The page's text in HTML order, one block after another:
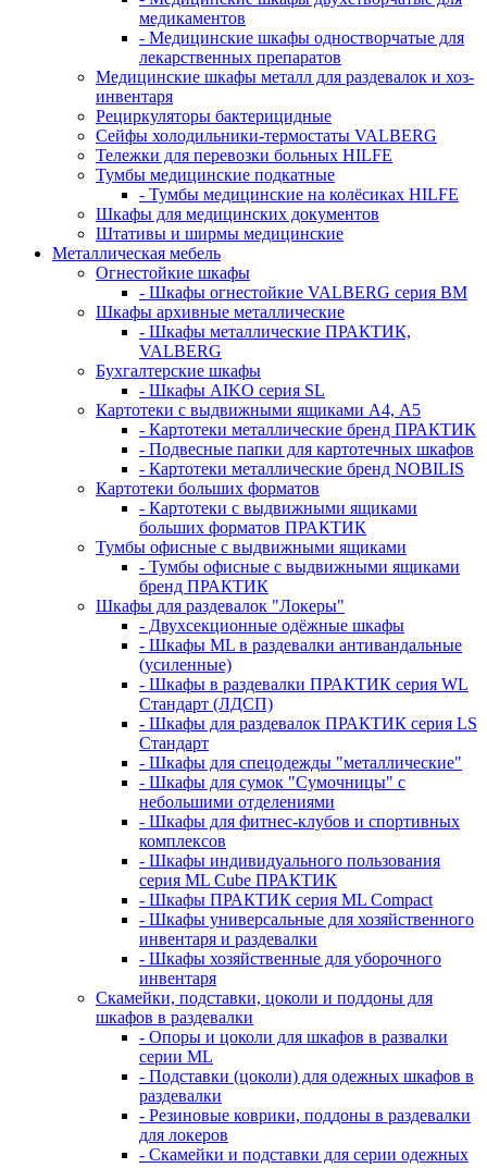
медикаментов
- Медицинские шкафы одностворчатые для
лекарственных препаратов
Медицинские шкафы металл для раздевалок и хоз-
инвентаря
Рециркуляторы бактерицидные
Сейфы холодильники-термостаты VALBERG
Тележки для перевозки больных HILFE
Тумбы медицинские подкатные
- Тумбы медицинские на колёсиках HILFE
Шкафы для медицинских документов
Штативы и ширмы медицинские
Металлическая мебель
Огнестойкие шкафы
- Шкафы огнестойкие VALBERG серия BM
Шкафы архивные металлические
- Шкафы металлические ПРАКТИК,
VALBERG
Бухгалтерские шкафы
- Шкафы AIKO серия SL
Картотеки с выдвижными ящиками А4, А5
- Картотеки металлические бренд ПРАКТИК
- Подвесные папки для картотечных шкафов
- Картотеки металлические бренд NOBILIS
Картотеки больших форматов
- Картотеки с выдвижными ящиками
больших форматов ПРАКТИК
Тумбы офисные с выдвижными ящиками
- Тумбы офисные с выдвижными ящиками
бренд ПРАКТИК
Шкафы для раздевалок "Локеры"
- Двухсекционные одёжные шкафы
- Шкафы ML в раздевалки антивандальные
(усиленные)
- Шкафы в раздевалки ПРАКТИК серия WL
Стандарт (ЛДСП)
- Шкафы для раздевалок ПРАКТИК серия LS
Стандарт
- Шкафы для спецодежды "металлические"
- Шкафы для сумок "Сумочницы" с
небольшими отделениями
- Шкафы для фитнес-клубов и спортивных
комплексов
- Шкафы индивидуального пользования
серия ML Cube ПРАКТИК
- Шкафы ПРАКТИК серия ML Compact
- Шкафы универсальные для хозяйственного
инвентаря и раздевалки
- Шкафы хозяйственные для уборочного
инвентаря
Скамейки, подставки, цоколи и поддоны для
шкафов в раздевалки
- Опоры и цоколи для шкафов в развалки
серии ML
- Подставки (цоколи) для одежных шкафов в
раздевалки
- Резиновые коврики, поддоны в раздевалки
для локеров
- Скамейки и подставки для серии одежных